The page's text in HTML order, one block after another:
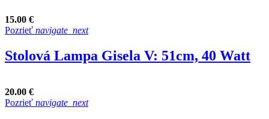
15.00 €
Pozrieť navigate_next
Stolová Lampa Gisela V: 51cm, 40 Watt
20.00 €
Pozrieť navigate_next